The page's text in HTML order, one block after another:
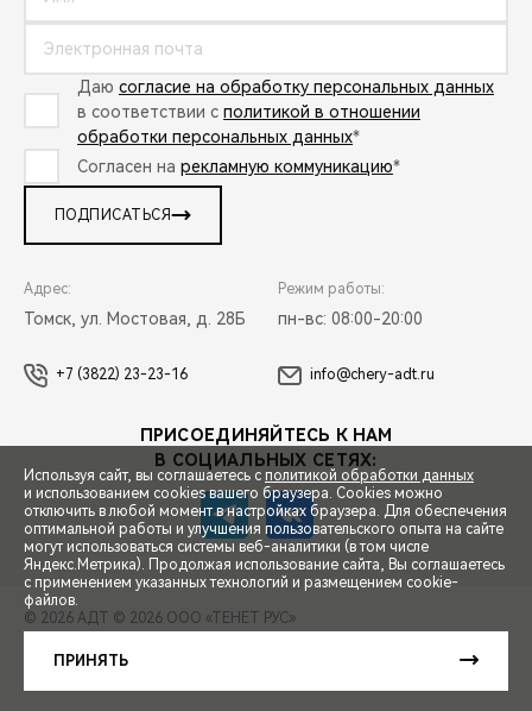
СПЕЦПРЕДЛОЖЕНИЯ
ЗАПИСЬ НА ТЕСТ-ДРАЙВ
Даю согласие на обработку персональных данных
в соответствии с политикой в отношении
обработки персональных данных*
Согласен на рекламную коммуникацию*
ПОДПИСАТЬСЯ
Адрес:
Томск, ул. Мостовая, д. 28Б
Режим работы:
пн-вс: 08:00-20:00
+7 (3822) 23-23-16 info@chery-adt.ru
ПРИСОЕДИНЯЙТЕСЬ К НАМ
В СОЦИАЛЬНЫХ СЕТЯХ:
© 2026 АДТ © 2026 ООО «ТЕНЕТ РУС»
Сделано в ПЕРКС
Используя сайт, вы соглашаетесь с политикой обработки данных
и использованием cookies вашего браузера. Cookies можно
отключить в любой момент в настройках браузера. Для обеспечения
оптимальной работы и улучшения пользовательского опыта на сайте
могут использоваться системы веб-аналитики (в том числе
Яндекс.Метрика). Продолжая использование сайта, Вы соглашаетесь
с применением указанных технологий и размещением cookie-
файлов.
ПРИНЯТЬ